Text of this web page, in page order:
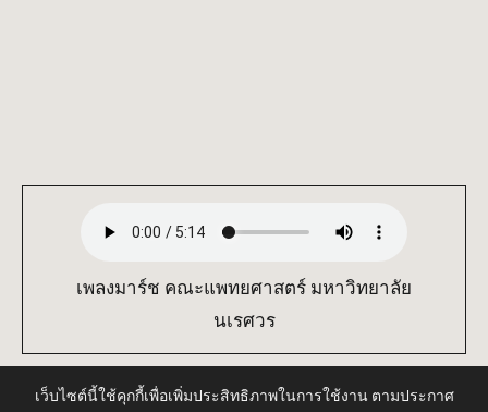
เว็บไซต์นี้ใช้คุกกี้เพื่อเพิ่มประสิทธิภาพในการใช้งาน ตามประกาศ
เพลงมาร์ช คณะแพทยศาสตร์ มหาวิทยาลัย
นเรศวร